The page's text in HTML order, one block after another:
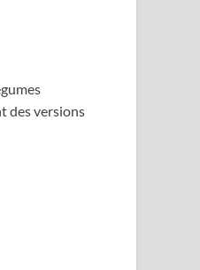
des versions